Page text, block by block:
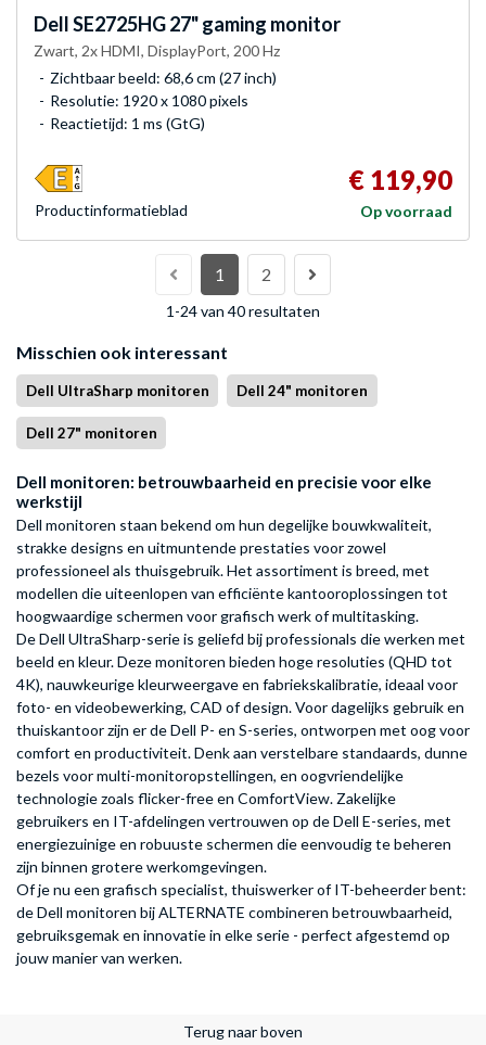
DellSE2725HG 27" gaming monitor
Zwart, 2x HDMI, DisplayPort, 200 Hz
Zichtbaar beeld: 68,6 cm (27 inch)
Resolutie: 1920 x 1080 pixels
Reactietijd: 1 ms (GtG)
€ 119,90
Op voorraad
Product­informatieblad
1 2
1-24 van 40 resultaten
Misschien ook interessant
Dell UltraSharp monitoren Dell 24" monitoren
Dell 27" monitoren
Dell monitoren: betrouwbaarheid en precisie voor elke
werkstijl
Dell monitoren staan bekend om hun degelijke bouwkwaliteit,
strakke designs en uitmuntende prestaties voor zowel
professioneel als thuisgebruik. Het assortiment is breed, met
modellen die uiteenlopen van efficiënte kantooroplossingen tot
hoogwaardige schermen voor grafisch werk of multitasking.
De Dell UltraSharp-serie is geliefd bij professionals die werken met
beeld en kleur. Deze monitoren bieden hoge resoluties (QHD tot
4K), nauwkeurige kleurweergave en fabriekskalibratie, ideaal voor
foto- en videobewerking, CAD of design. Voor dagelijks gebruik en
thuiskantoor zijn er de Dell P- en S-series, ontworpen met oog voor
comfort en productiviteit. Denk aan verstelbare standaards, dunne
bezels voor multi-monitoropstellingen, en oogvriendelijke
technologie zoals flicker-free en ComfortView. Zakelijke
gebruikers en IT-afdelingen vertrouwen op de Dell E-series, met
energiezuinige en robuuste schermen die eenvoudig te beheren
zijn binnen grotere werkomgevingen.
Of je nu een grafisch specialist, thuiswerker of IT-beheerder bent:
de Dell monitoren bij ALTERNATE combineren betrouwbaarheid,
gebruiksgemak en innovatie in elke serie - perfect afgestemd op
jouw manier van werken.
Terug naar boven